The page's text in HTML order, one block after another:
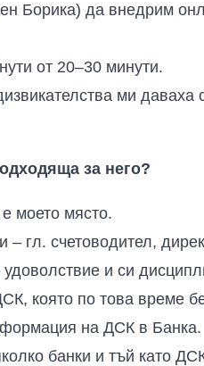
Борика) да внедрим
от 20–30 минути.
ми
за него?
моето място.
гл. счетоводител,
и си
която по това време
на ДСК в Банка.
банки и тъй като